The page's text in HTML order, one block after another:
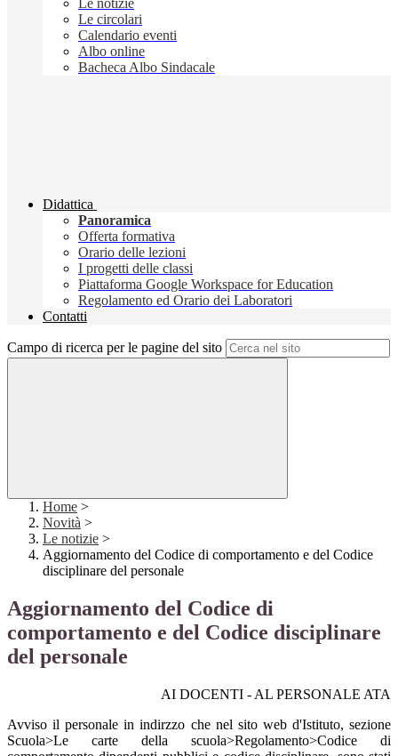
Le notizie
Le circolari
Calendario eventi
Albo online
Bacheca Albo Sindacale
Didattica
Panoramica
Offerta formativa
Orario delle lezioni
I progetti delle classi
Piattaforma Google Workspace for Education
Regolamento ed Orario dei Laboratori
Contatti
Campo di ricerca per le pagine del sito
Home >
Novità >
Le notizie >
Aggiornamento del Codice di comportamento e del Codice
disciplinare del personale
Aggiornamento del Codice di
comportamento e del Codice disciplinare
del personale
AI DOCENTI - AL PERSONALE ATA
Avviso il personale in indirzzo che nel sito web d'Istituto, sezione
Scuola>Le carte della scuola>Regolamento>Codice di